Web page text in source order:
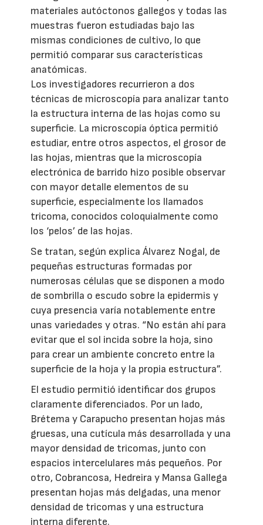
materiales autóctonos gallegos y todas las
muestras fueron estudiadas bajo las
mismas condiciones de cultivo, lo que
permitió comparar sus características
anatómicas.
Los investigadores recurrieron a dos
técnicas de microscopía para analizar tanto
la estructura interna de las hojas como su
superficie. La microscopía óptica permitió
estudiar, entre otros aspectos, el grosor de
las hojas, mientras que la microscopía
electrónica de barrido hizo posible observar
con mayor detalle elementos de su
superficie, especialmente los llamados
tricoma, conocidos coloquialmente como
los ‘pelos’ de las hojas.
Se tratan, según explica Álvarez Nogal, de
pequeñas estructuras formadas por
numerosas células que se disponen a modo
de sombrilla o escudo sobre la epidermis y
cuya presencia varía notablemente entre
unas variedades y otras. “No están ahí para
evitar que el sol incida sobre la hoja, sino
para crear un ambiente concreto entre la
superficie de la hoja y la propia estructura”.
El estudio permitió identificar dos grupos
claramente diferenciados. Por un lado,
Brétema y Carapucho presentan hojas más
gruesas, una cutícula más desarrollada y una
mayor densidad de tricomas, junto con
espacios intercelulares más pequeños. Por
otro, Cobrancosa, Hedreira y Mansa Gallega
presentan hojas más delgadas, una menor
densidad de tricomas y una estructura
interna diferente.